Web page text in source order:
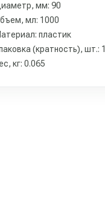
мм: 90
мл: 1000
пластик
(кратность), шт.: 1
кг: 0.065